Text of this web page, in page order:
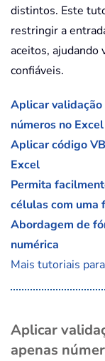
distintos. Este
restringir a
aceitos, ajudando
confiáveis.
Aplicar
números no Excel
Aplicar código
Excel
Permita
células com uma
Abordagem de
numérica
Mais tutoriais
Aplicar
apenas